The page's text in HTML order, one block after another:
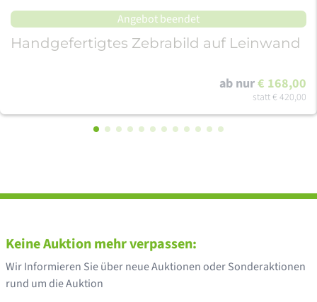
Angebot beendet
Handgefertigtes Zebrabild auf Leinwand
ab nur€ 168,00
statt€ 420,00
Keine Auktion mehr verpassen:
Wir Informieren Sie über neue Auktionen oder Sonderaktionen
rund um die Auktion